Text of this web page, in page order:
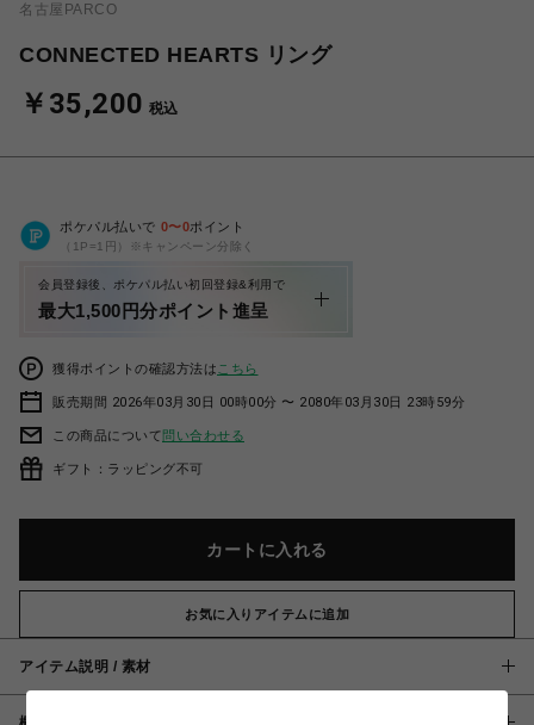
名古屋PARCO
CONNECTED HEARTS リング
￥35,200 税込
ポケパル払いで 0〜0ポイント
（1P=1円）※キャンペーン分除く
会員登録後、ポケパル払い初回登録&利用で
最大1,500円分ポイント進呈
獲得ポイントの確認方法は こちら
販売期間 2026年03月30日 00時00分 〜 2080年03月30日 23時59分
この商品について問い合わせる
ギフト：ラッピング不可
カートに入れる
お気に入りアイテムに追加
アイテム説明 / 素材